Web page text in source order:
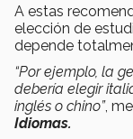
A estas
elección de
depende
“Por ejemplo, la
debería elegir
inglés o chino”,
Idiomas.